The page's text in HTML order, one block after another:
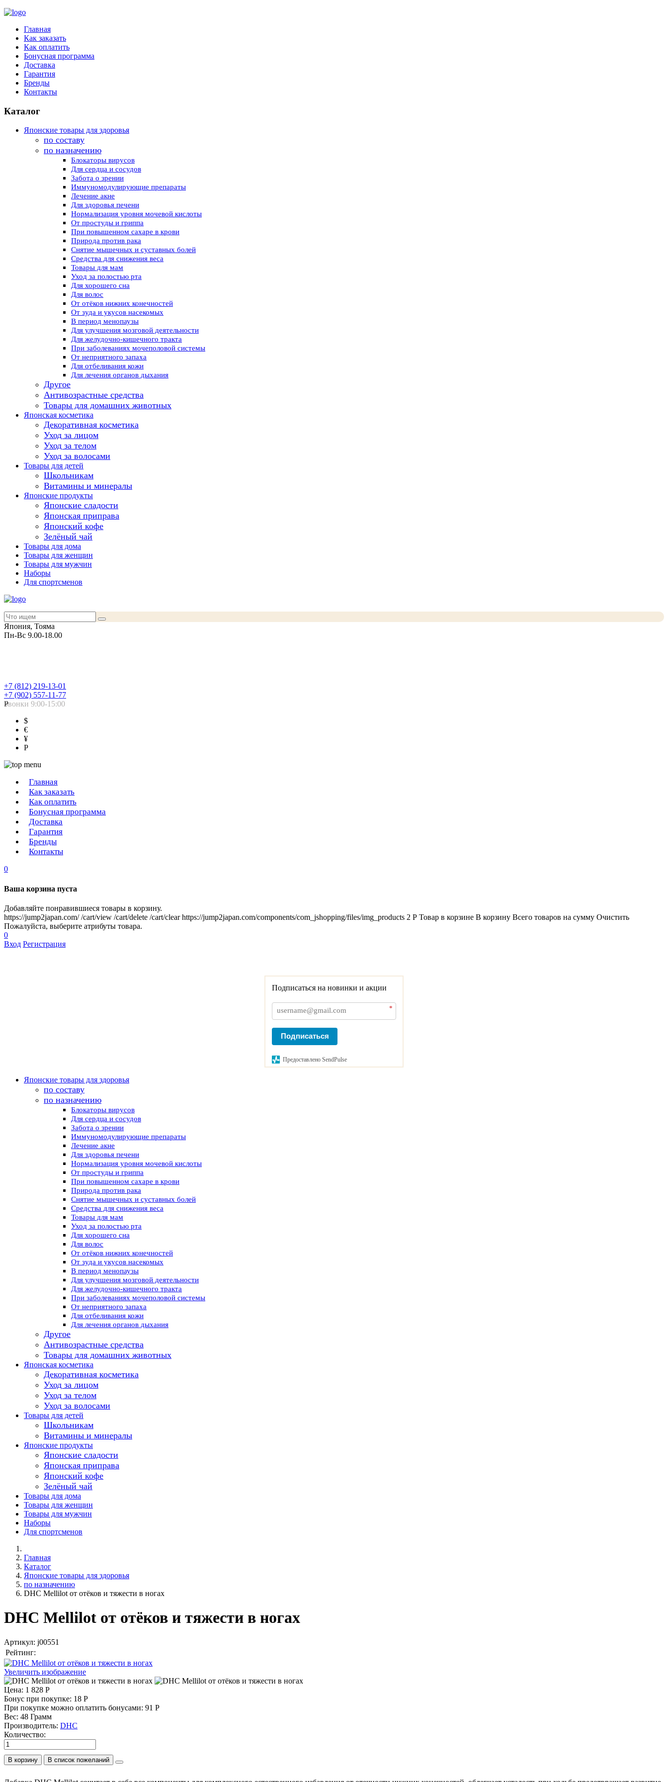
Главная
Как заказать
Как оплатить
Бонусная программа
Доставка
Гарантия
Бренды
Контакты
Каталог
Японские товары для здоровья
по составу
по назначению
Блокаторы вирусов
Для сердца и сосудов
Забота о зрении
Иммуномодулирующие препараты
Лечение акне
Для здоровья печени
Нормализация уровня мочевой кислоты
От простуды и гриппа
При повышенном сахаре в крови
Природа против рака
Снятие мышечных и суставных болей
Средства для снижения веса
Товары для мам
Уход за полостью рта
Для хорошего сна
Для волос
От отёков нижних конечностей
От зуда и укусов насекомых
В период менопаузы
Для улучшения мозговой деятельности
Для желудочно-кишечного тракта
При заболеваниях мочеполовой системы
От неприятного запаха
Для отбеливания кожи
Для лечения органов дыхания
Другое
Антивозрастные средства
Товары для домашних животных
Японская косметика
Декоративная косметика
Уход за лицом
Уход за телом
Уход за волосами
Товары для детей
Школьникам
Витамины и минералы
Японские продукты
Японские сладости
Японская приправа
Японский кофе
Зелёный чай
Товары для дома
Товары для женщин
Товары для мужчин
Наборы
Для спортсменов
Япония, Тояма
Пн-Вс 9.00-18.00
+7 (812) 219-13-01
+7 (902) 557-11-77
Звонки 9:00-15:00
Р
$
€
¥
Р
Главная
Как заказать
Как оплатить
Бонусная программа
Доставка
Гарантия
Бренды
Контакты
0
Ваша корзина пуста
Добавляйте понравившиеся товары в корзину.
https://jump2japan.com/ /cart/view /cart/delete /cart/clear https://jump2japan.com/components/com_jshopping/files/img_products 2 Р Товар в корзине В корзину Всего товаров на сумму Очистить
Пожалуйста, выберите атрибуты товара.
0
Вход Регистрация
Подписаться на новинки и акции
*
Подписаться
Предоставлено SendPulse
Японские товары для здоровья
по составу
по назначению
Блокаторы вирусов
Для сердца и сосудов
Забота о зрении
Иммуномодулирующие препараты
Лечение акне
Для здоровья печени
Нормализация уровня мочевой кислоты
От простуды и гриппа
При повышенном сахаре в крови
Природа против рака
Снятие мышечных и суставных болей
Средства для снижения веса
Товары для мам
Уход за полостью рта
Для хорошего сна
Для волос
От отёков нижних конечностей
От зуда и укусов насекомых
В период менопаузы
Для улучшения мозговой деятельности
Для желудочно-кишечного тракта
При заболеваниях мочеполовой системы
От неприятного запаха
Для отбеливания кожи
Для лечения органов дыхания
Другое
Антивозрастные средства
Товары для домашних животных
Японская косметика
Декоративная косметика
Уход за лицом
Уход за телом
Уход за волосами
Товары для детей
Школьникам
Витамины и минералы
Японские продукты
Японские сладости
Японская приправа
Японский кофе
Зелёный чай
Товары для дома
Товары для женщин
Товары для мужчин
Наборы
Для спортсменов
Главная
Каталог
Японские товары для здоровья
по назначению
DHC Mellilot от отёков и тяжести в ногах
DHC Mellilot от отёков и тяжести в ногах
Артикул: j00551
Рейтинг:
Увеличить изображение
Цена: 1 828 Р
Бонус при покупке: 18 Р
При покупке можно оплатить бонусами: 91 Р
Вес: 48 Грамм
Производитель: DHC
Количество:
В корзину